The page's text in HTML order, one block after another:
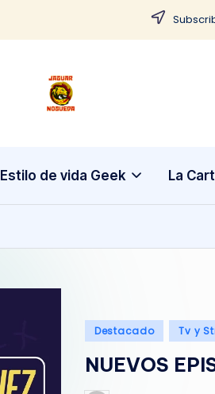
J
g
u
a
CONTENIDO
Estilo de vida Geek La
Publicado
Destacado Tv y
NUEVOS